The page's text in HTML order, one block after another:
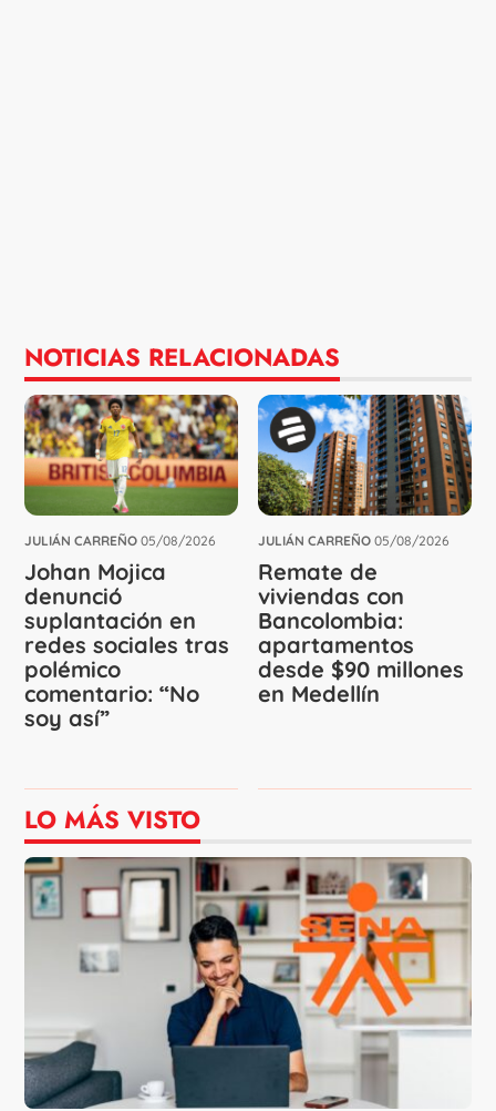
NOTICIAS RELACIONADAS
JULIÁN CARREÑO 05/08/2026
Johan Mojica
denunció
suplantación en
redes sociales tras
polémico
comentario: “No
soy así”
JULIÁN CARREÑO 05/08/2026
Remate de
viviendas con
Bancolombia:
apartamentos
desde $90 millones
en Medellín
LO MÁS VISTO